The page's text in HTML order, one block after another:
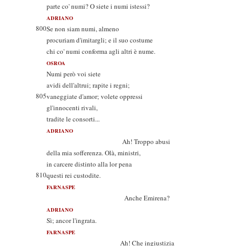
parte co' numi? O siete i numi istessi?
ADRIANO
800Se non siam numi, almeno
procuriam d'imitargli; e il suo costume
chi co' numi conforma agli altri è nume.
OSROA
Numi però voi siete
avidi dell'altrui; rapite i regni;
805vaneggiate d'amor; volete oppressi
gl'innocenti rivali,
tradite le consorti...
ADRIANO
Ah! Troppo abusi
della mia sofferenza. Olà, ministri,
in carcere distinto alla lor pena
810questi rei custodite.
FARNASPE
Anche Emirena?
ADRIANO
Sì; ancor l'ingrata.
FARNASPE
Ah! Che ingiustizia